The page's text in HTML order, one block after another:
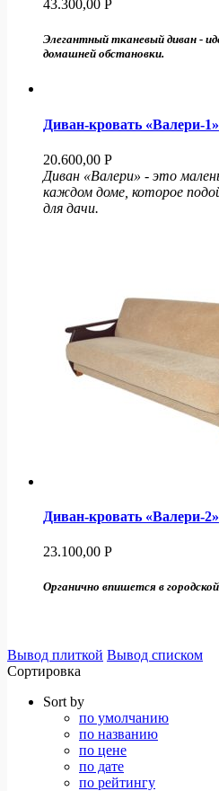
43.300,00 Р
Элегантный тканевый диван -
домашней обстановки.
Диван-кровать «Валери-1»
20.600,00 Р
Диван «Валери» - это
каждом доме, которое
для дачи.
Диван-кровать «Валери-2»
23.100,00 Р
Органично впишется в
Вывод плиткой Вывод списком
Сортировка
Sort by
по умолчанию
по названию
по цене
по дате
по рейтингу